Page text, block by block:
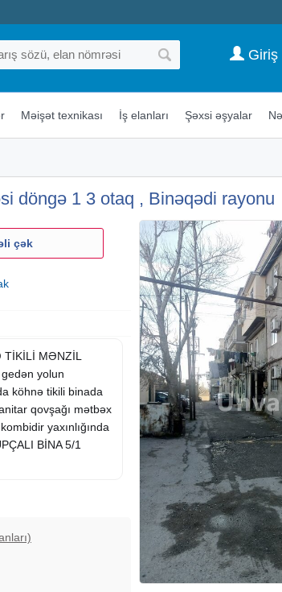
Giriş
Məişət texnikası İş elanları Şəxsi əşyalar
döngə 1 3 otaq , Binəqədi rayonu
çək
TİKİLİ MƏNZİL
yolun
köhnə tikili binada
qovşağı mətbəx
yaxınlığında
BİNA 5/1